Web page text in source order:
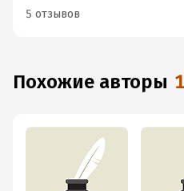
5 отзывов
Похожие авторы